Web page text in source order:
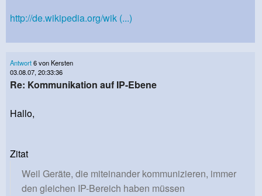
http://de.wikipedia.org/wik (...)
Antwort6 von Kersten
03.08.07, 20:33:36
Re: Kommunikation auf IP-Ebene
Hallo,
Zitat
Weil Geräte, die miteinander kommunizieren, immer
den gleichen IP-Bereich haben müssen